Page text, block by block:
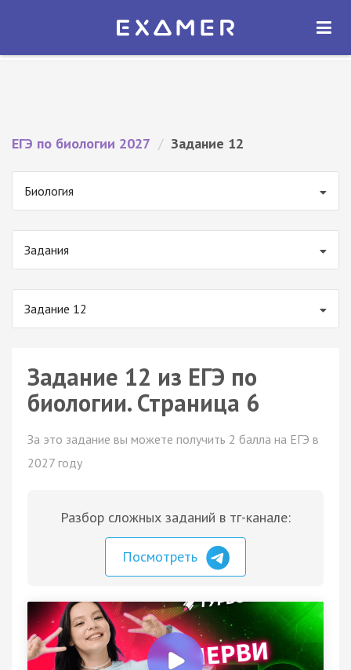
Экзамер — ЕГЭ 2027
ОТКРЫТЬ
ЕГЭ по биологии 2027 / Задание 12
Биология
Задания
Задание 12
Задание 12 из ЕГЭ по
биологии. Страница 6
За это задание вы можете получить 2 балла на ЕГЭ в
2027 году
Разбор сложных заданий в тг-канале:
Посмотреть